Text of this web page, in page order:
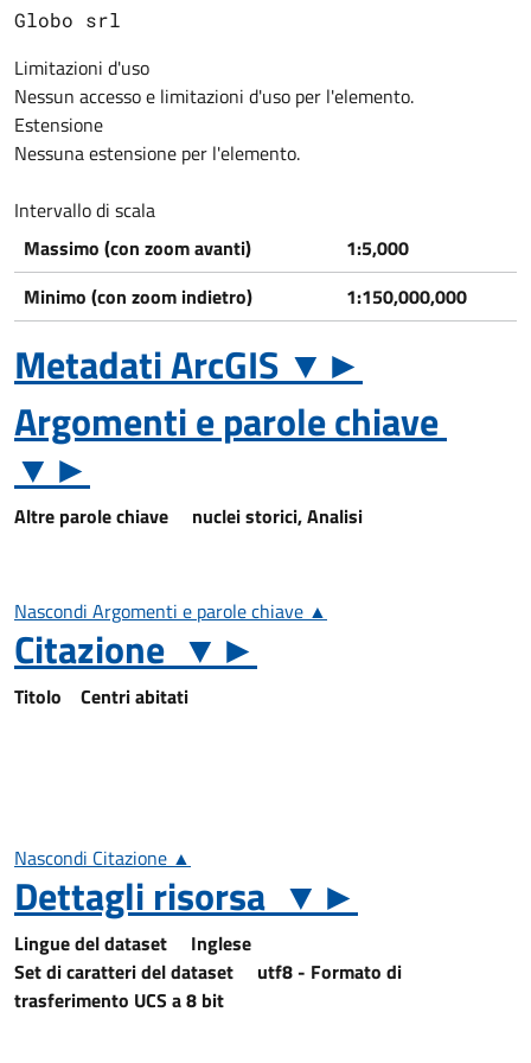
Globo srl
Limitazioni d'uso
Nessun accesso e limitazioni d'uso per l'elemento.
Estensione
Nessuna estensione per l'elemento.
Intervallo di scala
Massimo (con zoom avanti)
1:5,000
Minimo (con zoom indietro)
1:150,000,000
Metadati ArcGIS ▼ ►
Argomenti e parole chiave
▼ ►
Altre parole chiave nuclei storici, Analisi
Nascondi Argomenti e parole chiave ▲
Citazione ▼ ►
Titolo Centri abitati
Nascondi Citazione ▲
Dettagli risorsa ▼ ►
Lingue del dataset Inglese
Set di caratteri del dataset utf8 - Formato di
trasferimento UCS a 8 bit